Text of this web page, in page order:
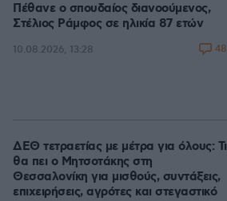
Πέθανε ο σπουδαίος διανοούμενος,
Στέλιος Ράμφος σε ηλικία 87 ετών
10.08.2026, 13:28 48
ΔΕΘ τετραετίας με μέτρα για όλους: Τι
θα πει ο Μητσοτάκης στη
Θεσσαλονίκη για μισθούς, συντάξεις,
επιχειρήσεις, αγρότες και στεγαστικό